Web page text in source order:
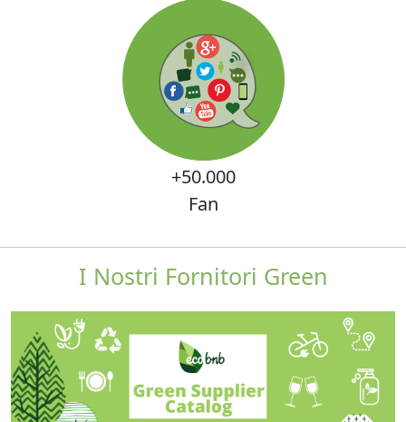
+50.000
Fan
I Nostri Fornitori Green